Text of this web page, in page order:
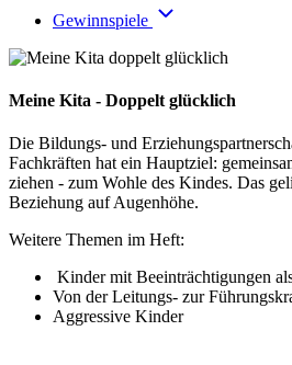
Gewinnspiele
Meine Kita - Doppelt glücklich
Die Bildungs- und
Fachkräften hat ein Hauptziel:
ziehen - zum Wohle des Kindes. Das
Beziehung auf Augenhöhe.
Weitere Themen im Heft:
Kinder mit Beeinträchtigungen
Von der Leitungs- zur
Aggressive Kinder